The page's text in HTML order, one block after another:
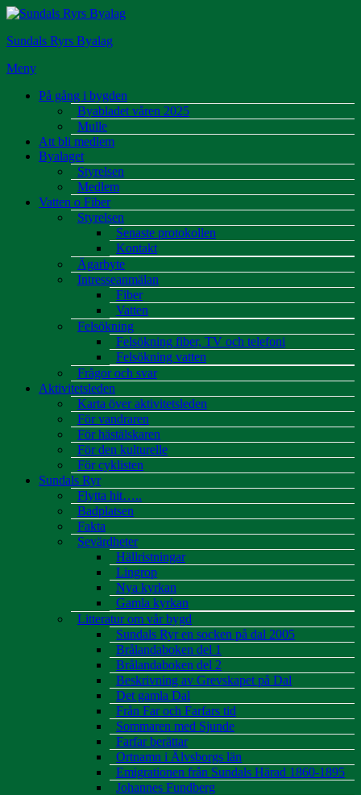
Hoppa
innehåll
Sundals Ryrs Byalag
Meny
På gång i bygden
Byabladet våren 2025
Mulle
Att bli medlem
Byalaget
Styrelsen
Medlem
Vatten o Fiber
Styrelsen
Senaste protokollen
Kontakt
Ägarbyte
Intresseanmälan
Fiber
Vatten
Felsökning
Felsökning fiber, TV och telefoni
Felsökning vatten
Frågor och svar
Aktivitetsleden
Karta över aktivitetsleden
För vandraren
För hästälskaren
För den kulturelle
För cyklisten
Sundals Ryr
Flytta hit…..
Badplatsen
Fakta
Sevärdheter
Hällristningar
Lingrop
Nya kyrkan
Gamla kyrkan
Litteratur om vår bygd
Sundals Ryr en socken på dal 2005
Brålandaboken del 1
Brålandaboken del 2
Beskrivning av Grevskapet på Dal
Det gamla Dal
Från Far och Farfars tid
Sommaren med Sjunde
Farfar berättar
Ortnamn i Älvsborgs län
Emigrationen från Sundals Härad 1860-1895
Johannes Fundberg